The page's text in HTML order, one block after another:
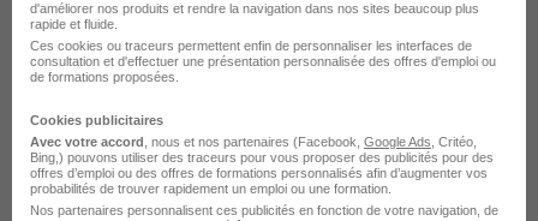
Intermédiaire
d'améliorer nos produits et rendre la navigation dans nos sites beaucoup plus
rapide et fluide.
Ces cookies ou traceurs permettent enfin de personnaliser les interfaces de
consultation et d'effectuer une présentation personnalisée des offres d'emploi ou
de formations proposées.
Cookies publicitaires
Avec votre accord , nous et nos partenaires (Facebook, Google Ads , Critéo,
Bing,) pouvons utiliser des traceurs pour vous proposer des publicités pour des
offres d’emploi ou des offres de formations personnalisés afin d’augmenter vos
probabilités de trouver rapidement un emploi ou une formation.
Nos partenaires personnalisent ces publicités en fonction de votre navigation, de